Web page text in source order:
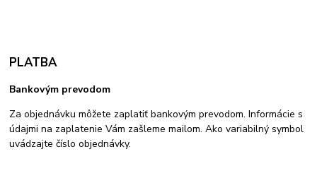
PLATBA
Bankovým prevodom
Za objednávku môžete zaplatiť bankovým prevodom. Informácie s
údajmi na zaplatenie Vám zašleme mailom. Ako variabilný symbol
uvádzajte číslo objednávky.